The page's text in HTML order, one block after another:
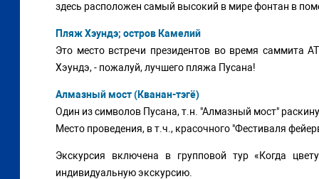
здесь расположен самый высокий в мире фонтан в
Пляж Хэундэ; остров Камелий
Это место встречи президентов во время саммита
Хэундэ, - пожалуй, лучшего пляжа Пусана!
Алмазный мост (Кванан-тэгё)
Один из символов Пусана, т.н. "Алмазный мост"
Место проведения, в т.ч., красочного "Фестиваля
Экскурсия включена в групповой тур «Когда
индивидуальную экскурсию.